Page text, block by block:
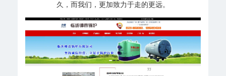
久，而我们，更加致力于走的更远。